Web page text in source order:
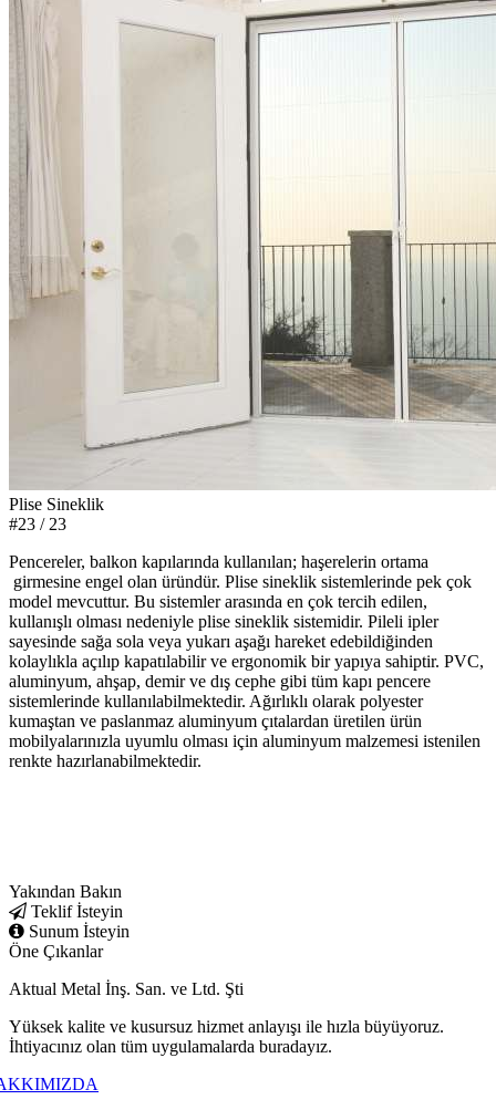
Plise Sineklik
#23 / 23
Pencereler, balkon kapılarında kullanılan; haşerelerin ortama
girmesine engel olan üründür. Plise sineklik sistemlerinde pek çok
model mevcuttur. Bu sistemler arasında en çok tercih edilen,
kullanışlı olması nedeniyle plise sineklik sistemidir. Pileli ipler
sayesinde sağa sola veya yukarı aşağı hareket edebildiğinden
kolaylıkla açılıp kapatılabilir ve ergonomik bir yapıya sahiptir. PVC,
aluminyum, ahşap, demir ve dış cephe gibi tüm kapı pencere
sistemlerinde kullanılabilmektedir. Ağırlıklı olarak polyester
kumaştan ve paslanmaz aluminyum çıtalardan üretilen ürün
mobilyalarınızla uyumlu olması için aluminyum malzemesi istenilen
renkte hazırlanabilmektedir.
Yakından Bakın
Teklif İsteyin
Sunum İsteyin
Öne Çıkanlar
Aktual Metal İnş. San. ve Ltd. Şti
Yüksek kalite ve kusursuz hizmet anlayışı ile hızla büyüyoruz.
İhtiyacınız olan tüm uygulamalarda buradayız.